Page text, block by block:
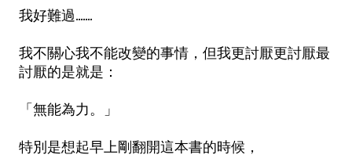
我好難過.......
我不關心我不能改變的事情，但我更討厭更討厭最
討厭的是就是：
「無能為力。」
特別是想起早上剛翻開這本書的時候，